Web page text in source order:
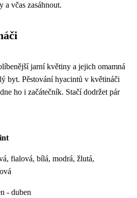
a včas zasáhnout.
jarní květiny a jejich omamná
byt. Pěstování hyacintů v květináči
ho i začátečník. Stačí dodržet pár
fialová, bílá, modrá, žlutá,
- duben